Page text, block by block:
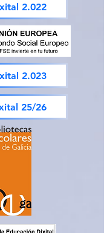
2.022
2.023
25/26